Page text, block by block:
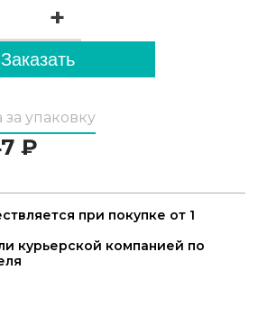
+
Заказать
за упаковку
₽
при покупке от 1
курьерской компанией по